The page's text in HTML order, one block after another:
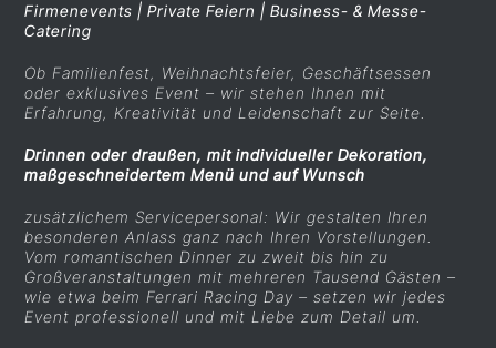
Firmenevents | Private Feiern | Business- & Messe-
Catering
Ob Familienfest, Weihnachtsfeier, Geschäftsessen
oder exklusives Event – wir stehen Ihnen mit
Erfahrung, Kreativität und Leidenschaft zur Seite.
Drinnen oder draußen, mit individueller Dekoration,
maßgeschneidertem Menü und auf Wunsch
zusätzlichem Servicepersonal: Wir gestalten Ihren
besonderen Anlass ganz nach Ihren Vorstellungen.
Vom romantischen Dinner zu zweit bis hin zu
Großveranstaltungen mit mehreren Tausend Gästen –
wie etwa beim Ferrari Racing Day – setzen wir jedes
Event professionell und mit Liebe zum Detail um.